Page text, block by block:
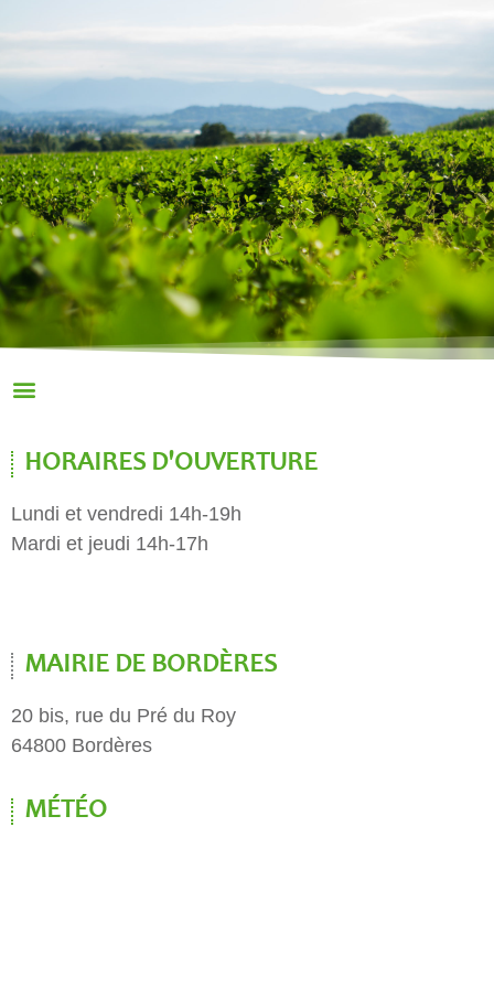
HORAIRES D'OUVERTURE
Lundi et vendredi 14h-19h
Mardi et jeudi 14h-17h
MAIRIE DE BORDÈRES
20 bis, rue du Pré du Roy
64800 Bordères
MÉTÉO